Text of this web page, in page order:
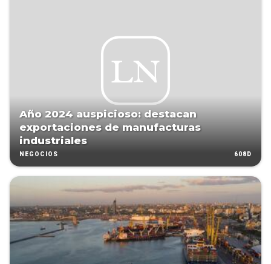
Año 2024 auspicioso: destacan
exportaciones de manufacturas
industriales
NEGOCIOS 608D